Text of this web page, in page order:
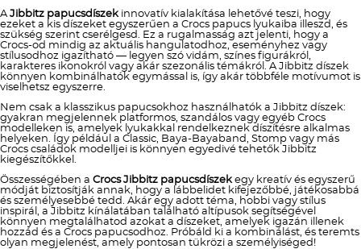
AJibbitz papucsdíszekinnovatív kialakítása lehetővé teszi, hogy
ezeket a kis díszeket egyszerűen a Crocs papucs lyukaiba illeszd, és
szükség szerint cserélgesd. Ez a rugalmasság azt jelenti, hogy a
Crocs-od mindig az aktuális hangulatodhoz, eseményhez vagy
stílusodhoz igazítható — legyen szó vidám, színes figurákról,
karakteres ikonokról vagy akár szezonális témákról. A Jibbitz díszek
könnyen kombinálhatók egymással is, így akár többféle motívumot is
viselhetsz egyszerre.
Nem csak a klasszikus papucsokhoz használhatók a Jibbitz díszek:
gyakran megjelennek platformos, szandálos vagy egyéb Crocs
modelleken is, amelyek lyukakkal rendelkeznek díszítésre alkalmas
helyeken. Így például a Classic, Baya-Bayaband, Stomp vagy más
Crocs családok modelljei is könnyen egyedivé tehetők Jibbitz
kiegészítőkkel.
Összességében a Crocs Jibbitz papucsdíszekegy kreatív és egyszerű
módját biztosítják annak, hogy a lábbelidet kifejezőbbé, játékosabbá
és személyesebbé tedd. Akár egy adott téma, hobbi vagy stílus
inspirál, a Jibbitz kínálatában található altípusok segítségével
könnyen megtalálhatod azokat a díszeket, amelyek igazán illenek
hozzád és a Crocs papucsodhoz. Próbáld ki a kombinálást, és teremts
olyan megjelenést, amely pontosan tükrözi a személyiséged!